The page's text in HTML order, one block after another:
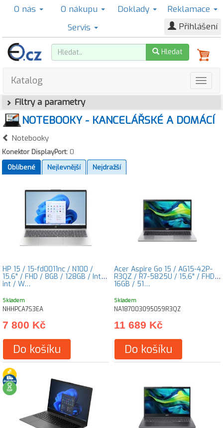
O nás O nákupu Doklady
Reklamace
Servis
Přihlášení
Hledat
Katalog
Filtry a parametry
NOTEBOOKY - KANCELÁŘSKÉ A DOMÁCÍ
Notebooky
Konektor DisplayPort: 0
Oblíbené
Nejlevnější Nejdražší
HP 15 / 15-fd0011nc / N100 /
15,6" / FHD / 8GB / 128GB / Intel
int / W…
Skladem
NHHPCA7S3EA
7 800 Kč
Do košíku
Acer Aspire Go 15 / AG15-42P-
R3QZ / R7-5825U / 15,6" / FHD /
16GB / 51…
Skladem
NA187003095059R3QZ
11 689 Kč
Do košíku